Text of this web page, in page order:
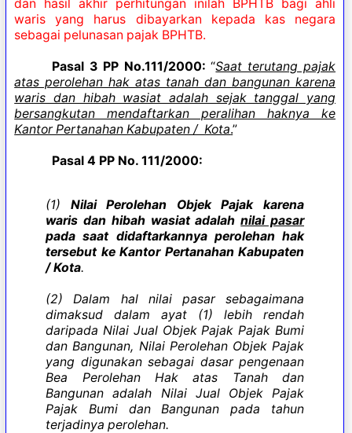
dan hasil akhir perhitungan inilah BPHTB bagi ahli
waris yang harus dibayarkan kepada kas negara
sebagai pelunasan pajak BPHTB.
Pasal 3 PP No.111/2000:“Saat terutang pajak
atas perolehan hak atas tanah dan bangunan karena
waris dan hibah wasiat adalah sejak tanggal yang
bersangkutan mendaftarkan peralihan haknya ke
Kantor Pertanahan Kabupaten / Kota.”
Pasal 4 PP No. 111/2000:
(1) Nilai Perolehan Objek Pajak karena
waris dan hibah wasiat adalahnilai pasar
pada saat didaftarkannya perolehan hak
tersebut ke Kantor Pertanahan Kabupaten
/ Kota.
(2) Dalam hal nilai pasar sebagaimana
dimaksud dalam ayat (1) lebih rendah
daripada Nilai Jual Objek Pajak Pajak Bumi
dan Bangunan, Nilai Perolehan Objek Pajak
yang digunakan sebagai dasar pengenaan
Bea Perolehan Hak atas Tanah dan
Bangunan adalah Nilai Jual Objek Pajak
Pajak Bumi dan Bangunan pada tahun
terjadinya perolehan.